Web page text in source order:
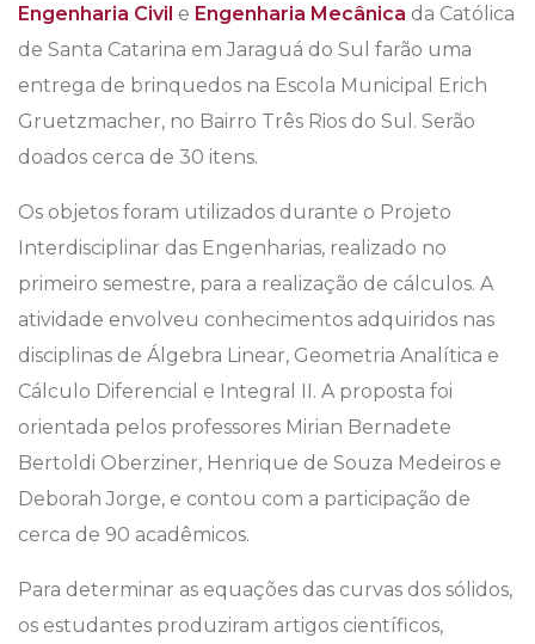
Engenharia Civil e Engenharia Mecânica da Católica
de Santa Catarina em Jaraguá do Sul farão uma
entrega de brinquedos na Escola Municipal Erich
Gruetzmacher, no Bairro Três Rios do Sul. Serão
doados cerca de 30 itens.
Os objetos foram utilizados durante o Projeto
Interdisciplinar das Engenharias, realizado no
primeiro semestre, para a realização de cálculos. A
atividade envolveu conhecimentos adquiridos nas
disciplinas de Álgebra Linear, Geometria Analítica e
Cálculo Diferencial e Integral II. A proposta foi
orientada pelos professores Mirian Bernadete
Bertoldi Oberziner, Henrique de Souza Medeiros e
Deborah Jorge, e contou com a participação de
cerca de 90 acadêmicos.
Para determinar as equações das curvas dos sólidos,
os estudantes produziram artigos científicos,